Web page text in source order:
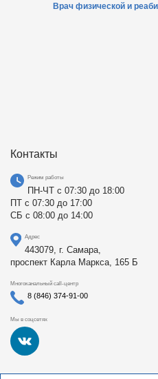
Врач физической и
Контакты
Режим работы
ПН-ЧТ с 07:30 до 18:00
ПТ с 07:30 до 17:00
СБ с 08:00 до 14:00
Адрес
443079, г. Самара,
проспект Карла Маркса, 165 Б
Многоканальный call-центр
8 (846) 374-91-00
Мы в соцсетях